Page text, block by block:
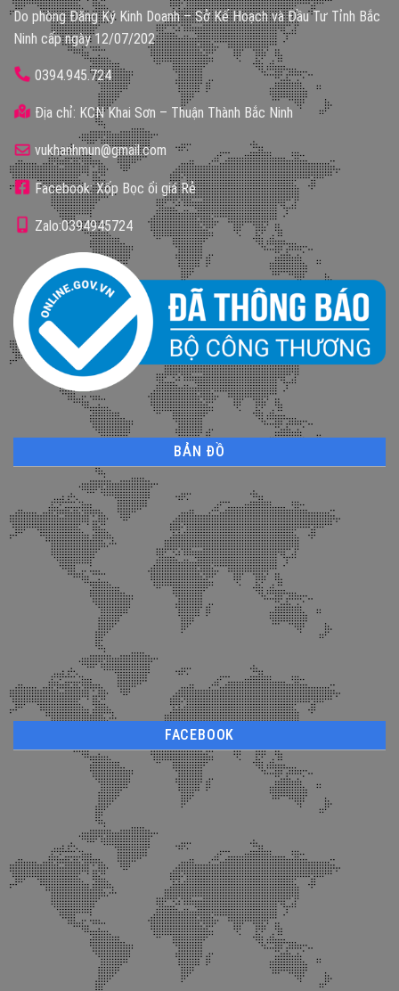
Do phòng Đăng Ký Kinh Doanh – Sở Kế Hoạch và Đầu Tư Tỉnh Bắc
Ninh cấp ngày 12/07/202
0394.945.724
Địa chỉ: KCN Khai Sơn – Thuận Thành Bắc Ninh
vukhanhmun@gmail.com
Facebook: Xốp Bọc ổi giá Rẻ
Zalo:0394945724
BẢN ĐỒ
FACEBOOK